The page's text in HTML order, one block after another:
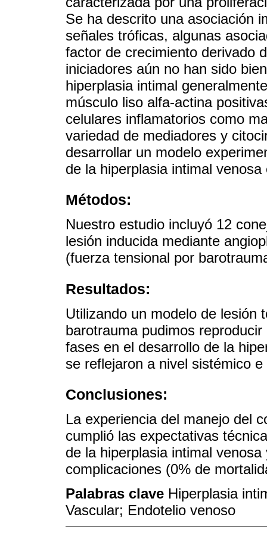
Se ha descrito una asociación
señales tróficas, algunas
factor de crecimiento derivado
iniciadores aún no han sido
hiperplasia intimal
músculo liso alfa-actina
celulares inflamatorios como
variedad de mediadores y
desarrollar un modelo
de la hiperplasia intimal
Métodos:
Nuestro estudio incluyó 12
lesión inducida mediante
(fuerza tensional por
Resultados:
Utilizando un modelo de lesión
barotrauma pudimos
fases en el desarrollo de la
se reflejaron a nivel sistémico
Conclusiones:
La experiencia del manejo del
cumplió las expectativas
de la hiperplasia intimal
complicaciones (0% de
Palabras clave Hiperplasia
Vascular; Endotelio venoso